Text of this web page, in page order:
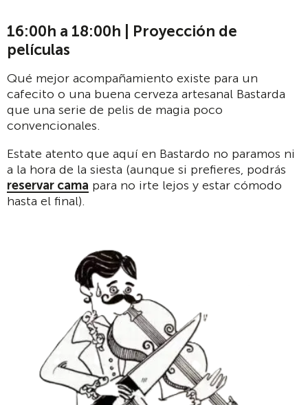
16:00h a 18:00h | Proyección de
películas
Qué mejor acompañamiento existe para un
cafecito o una buena cerveza artesanal Bastarda
que una serie de pelis de magia poco
convencionales.
Estate atento que aquí en Bastardo no paramos ni
a la hora de la siesta (aunque si prefieres, podrás
reservar cama para no irte lejos y estar cómodo
hasta el final).